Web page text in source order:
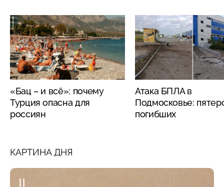
«Бац – и всё»: почему
Турция опасна для
россиян
Атака БПЛА в
Подмосковье:
погибших
КАРТИНА ДНЯ